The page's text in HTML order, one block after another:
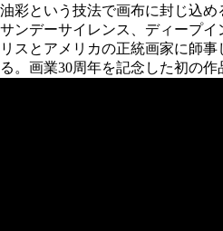
油彩という技法で画布に封じ込め
サンデーサイレンス、ディープ
リスとアメリカの正統画家に師
る。画業30周年を記念した初の作